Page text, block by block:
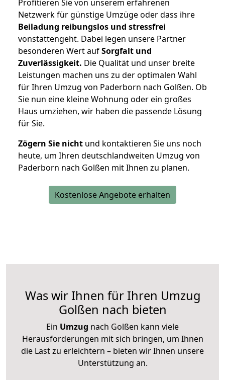
Profitieren Sie von unserem erfahrenen
Netzwerk für günstige Umzüge oder dass ihre
Beiladung reibungslos und stressfrei
vonstattengeht. Dabei legen unsere Partner
besonderen Wert aufSorgfalt und
Zuverlässigkeit. Die Qualität und unser breite
Leistungen machen uns zu der optimalen Wahl
für Ihren Umzug von Paderborn nach Golßen. Ob
Sie nun eine kleine Wohnung oder ein großes
Haus umziehen, wir haben die passende Lösung
für Sie.
Zögern Sie nicht und kontaktieren Sie uns noch
heute, um Ihren deutschlandweiten Umzug von
Paderborn nach Golßen mit Ihnen zu planen.
Kostenlose Angebote erhalten
Was wir Ihnen für Ihren Umzug
Golßen nach bieten
Ein Umzug nach Golßen kann viele
Herausforderungen mit sich bringen, um Ihnen
die Last zu erleichtern – bieten wir Ihnen unsere
Unterstützung an.